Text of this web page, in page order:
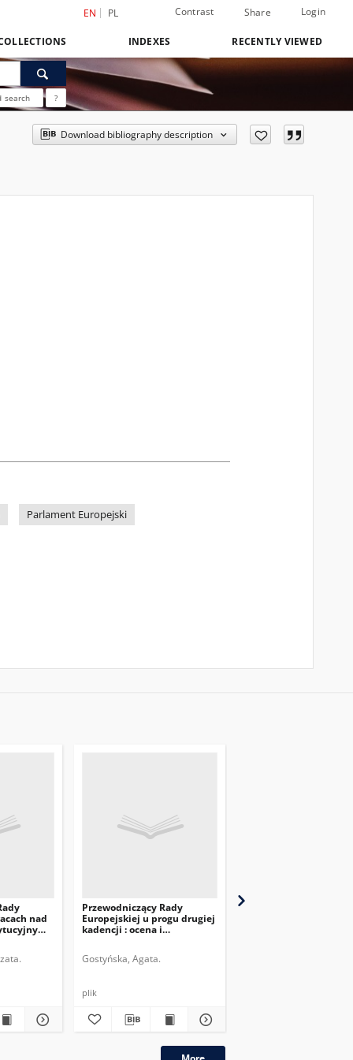
EN PL Contrast Share Login
INDEXES RECENTLY VIEWED
search ?
Download bibliography description
Parlament Europejski
nad
Przewodniczący Rady
Europejskiej u progu drugiej
kadencji : ocena i
Gostyńska, Agata.
plik